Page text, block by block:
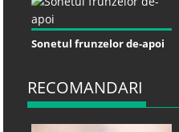
Sonetul frunzelor de-apoi
RECOMANDARI